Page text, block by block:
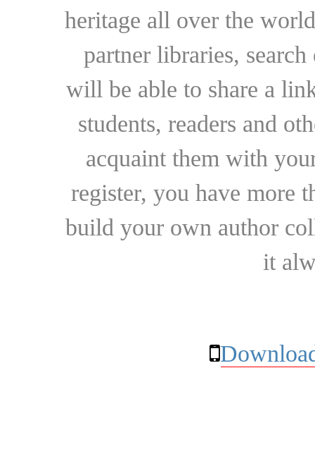
heritage all over the
partner libraries,
will be able to share a
students, readers and
acquaint them with
register, you have more
build your own author
it